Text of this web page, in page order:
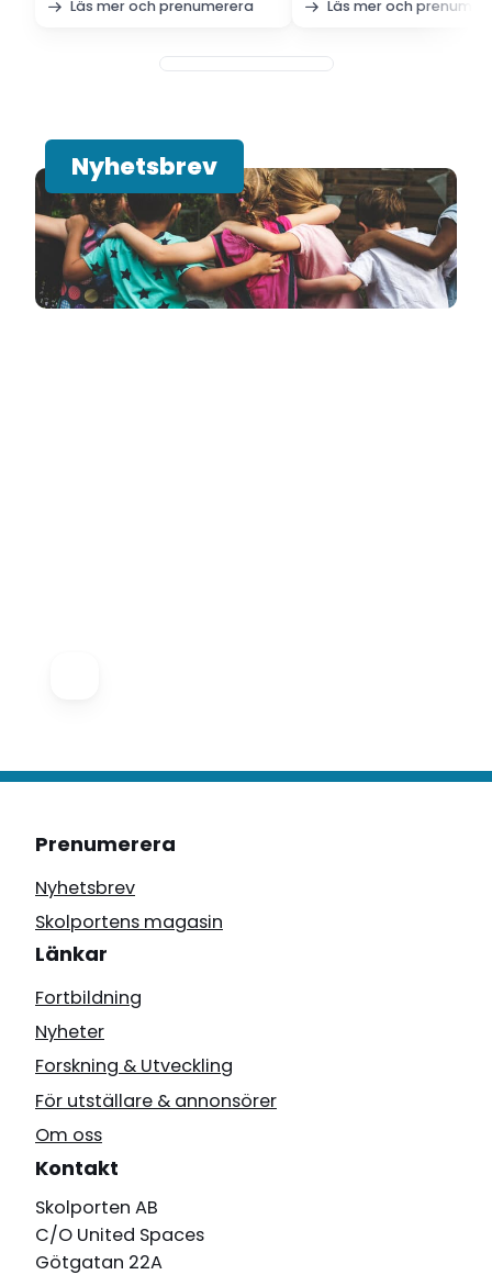
Läs mer och prenumerera
Läs mer och
Nyhetsbrev
Prenumerera
Nyhetsbrev
Skolportens magasin
Länkar
Fortbildning
Nyheter
Forskning & Utveckling
För utställare & annonsörer
Om oss
Kontakt
Skolporten AB
C/O United Spaces
Götgatan 22A